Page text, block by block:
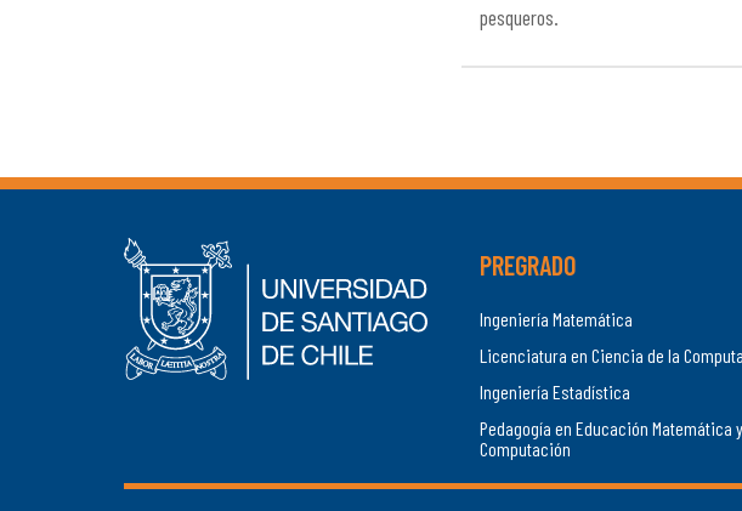
pesqueros.
PREGRADO
Ingeniería Matemática
Licenciatura en Ciencia de la
Ingeniería Estadística
Pedagogía en Educación Matemática y
Computación